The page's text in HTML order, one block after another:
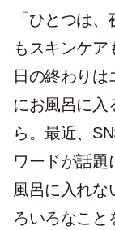
「ひとつは、
もスキンケア
日の終わり
にお風呂に入
ら。最近、
ワードが話題
風呂に入れな
ろいろなこと